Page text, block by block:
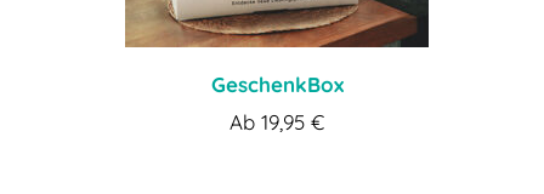
GeschenkBox
Ab 19,95 €